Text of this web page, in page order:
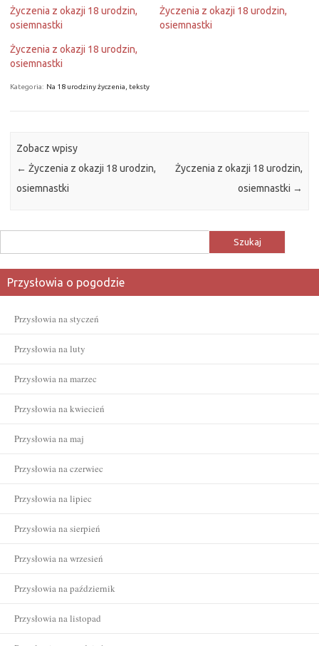
Życzenia z okazji 18 urodzin,
osiemnastki
Życzenia z okazji 18 urodzin,
osiemnastki
Życzenia z okazji 18 urodzin,
osiemnastki
Kategoria: Na 18 urodziny życzenia, teksty
Zobacz wpisy
← Życzenia z okazji 18 urodzin,
osiemnastki
Życzenia z okazji 18 urodzin,
osiemnastki →
Przysłowia o pogodzie
Przysłowia na styczeń
Przysłowia na luty
Przysłowia na marzec
Przysłowia na kwiecień
Przysłowia na maj
Przysłowia na czerwiec
Przysłowia na lipiec
Przysłowia na sierpień
Przysłowia na wrzesień
Przysłowia na październik
Przysłowia na listopad